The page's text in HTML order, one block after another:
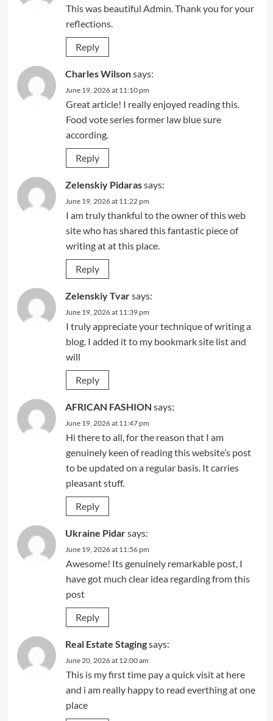
This was beautiful Admin. Thank you for your
reflections.
Reply
Charles Wilsonsays:
June 19, 2026 at 11:10 pm
Great article! I really enjoyed reading this.
Food vote series former law blue sure
according.
Reply
Zelenskiy Pidarassays:
June 19, 2026 at 11:22 pm
I am truly thankful to the owner of this web
site who has shared this fantastic piece of
writing at at this place.
Reply
Zelenskiy Tvarsays:
June 19, 2026 at 11:39 pm
I truly appreciate your technique of writing a
blog. I added it to my bookmark site list and
will
Reply
AFRICAN FASHION says:
June 19, 2026 at 11:47 pm
Hi there to all, for the reason that I am
genuinely keen of reading this website’s post
to be updated on a regular basis. It carries
pleasant stuff.
Reply
Ukraine Pidarsays:
June 19, 2026 at 11:56 pm
Awesome! Its genuinely remarkable post, I
have got much clear idea regarding from this
post
Reply
Real Estate Stagingsays:
June 20, 2026 at 12:00 am
This is my first time pay a quick visit at here
and i am really happy to read everthing at one
place